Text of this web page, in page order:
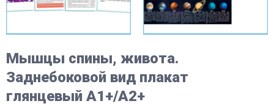
Мышцы спины, живота.
Заднебоковой вид плакат
глянцевый А1+/А2+